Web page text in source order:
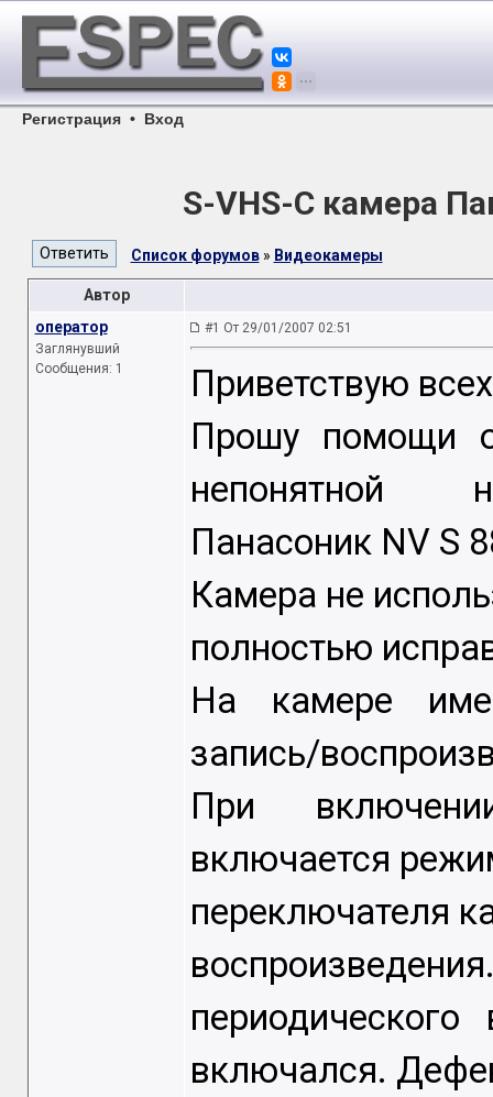
Регистрация • Вход
S-VHS-C камера
Список форумов» Видеокамеры
Автор
оператор
Заглянувший
Сообщения: 1
#1 От 29/01/2007 02:51
Приветствую
Прошу помощи
непонятной
Панасоник NV S
Камера не
полностью
На камере
запись/
При
включается
переключателя
включался.